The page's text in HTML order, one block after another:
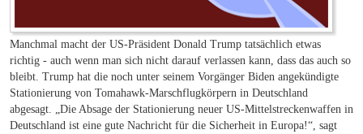
Manchmal macht der US-Präsident Donald Trump tatsächlich etwas
richtig - auch wenn man sich nicht darauf verlassen kann, dass das auch so
bleibt. Trump hat die noch unter seinem Vorgänger Biden angekündigte
Stationierung von Tomahawk-Marschflugkörpern in Deutschland
abgesagt. „Die Absage der Stationierung neuer US-Mittelstreckenwaffen in
Deutschland ist eine gute Nachricht für die Sicherheit in Europa!“, sagt